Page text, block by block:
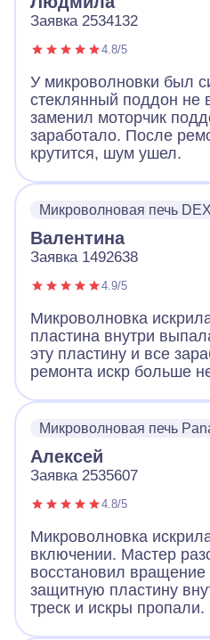
Заявка 2534132
4.8/5
У микроволновки был
стеклянный поддон не
заменил моторчик
заработало. После
крутится, шум ушел.
Микроволновая печь
Валентина
Заявка 1492638
4.9/5
Микроволновка
пластина внутри
эту пластину и все
ремонта искр больше
Микроволновая печь
Алексей
Заявка 2535607
4.8/5
Микроволновка
включении. Мастер
восстановил вращение
защитную пластину
треск и искры пропали.